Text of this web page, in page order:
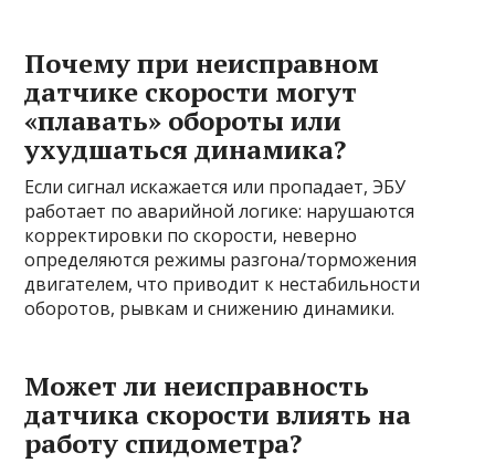
Почему при неисправном
датчике скорости могут
«плавать» обороты или
ухудшаться динамика?
Если сигнал искажается или пропадает, ЭБУ
работает по аварийной логике: нарушаются
корректировки по скорости, неверно
определяются режимы разгона/торможения
двигателем, что приводит к нестабильности
оборотов, рывкам и снижению динамики.
Может ли неисправность
датчика скорости влиять на
работу спидометра?